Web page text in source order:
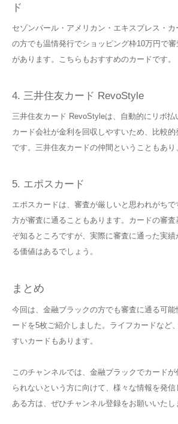
ド
セゾンパール・アメリカン・エキスプレス・
の方でも温情発行でショッピング枠10万円で
があります。こちらもおすすめのカードです。
4. 三井住友カード RevoStyle
三井住友カード RevoStyleは、自動的にリボ払
カード会社が金利を回収しやすいため、比較
です。三井住友カードの仲間ということもあり
5. エポスカード
エポスカードは、審査が厳しいと思われがち
方が審査に通ることもあります。カードの審
ぞ知るところですが、実際に審査に通った実
る価値はあるでしょう。
まとめ
今回は、金融ブラックの方でも審査に通る可能
ードを5枚ご紹介しました。ライフカードなど
すいカードもあります。
このチャンネルでは、金融ブラックでカード
られないという方に向けて、様々な情報を発
ある方は、ぜひチャンネル登録をお願いいたし